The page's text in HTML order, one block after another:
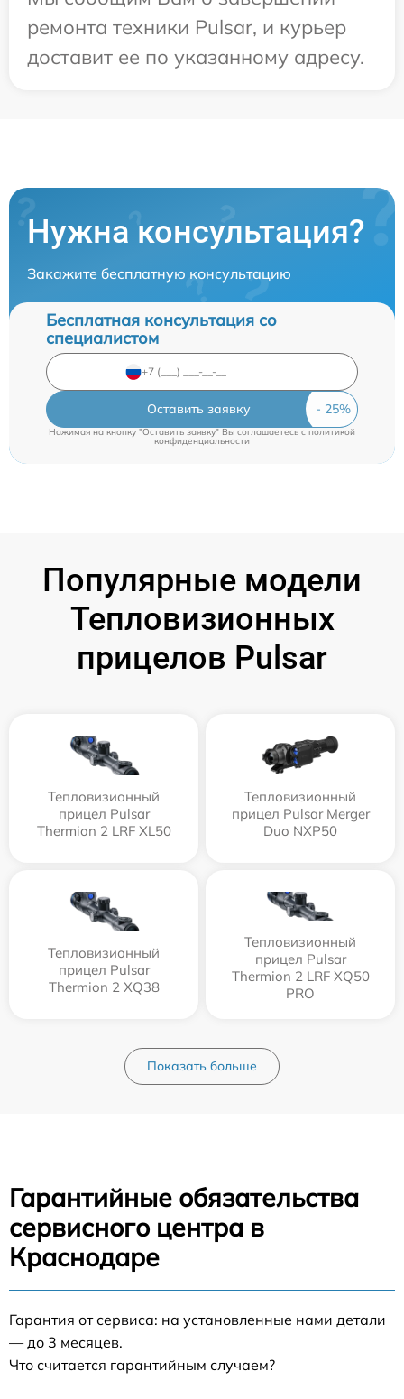
ремонта техники Pulsar, и курьер
доставит ее по указанному адресу.
Нужна консультация?
Закажите бесплатную консультацию
Бесплатная консультация со
специалистом
Оставить заявку
Нажимая на кнопку "Оставить заявку" Вы соглашаетесь cполитикой
конфиденциальности
Популярные модели
Тепловизионных
прицелов Pulsar
Тепловизионный
прицел Pulsar
Thermion 2 LRF XL50
Тепловизионный
прицел Pulsar Merger
Duo NXP50
Тепловизионный
прицел Pulsar
Thermion 2 XQ38
Тепловизионный
прицел Pulsar
Thermion 2 LRF XQ50
PRO
Показать больше
Гарантийные обязательства
сервисного центра в
Краснодаре
Гарантия от сервиса: на установленные нами детали
— до 3 месяцев.
Что считается гарантийным случаем?